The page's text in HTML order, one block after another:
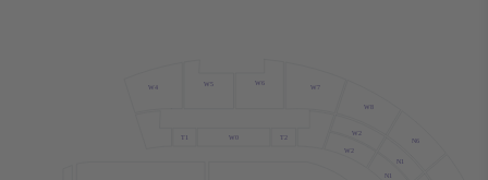
T1 W0 T2
W2
N1
N1
W2
W4
W5 W6
W7
W8
N6